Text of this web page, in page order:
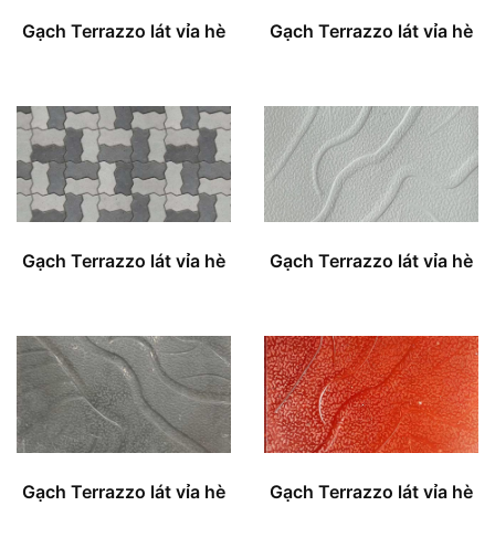
Gạch Terrazzo lát vỉa hè Gạch Terrazzo lát vỉa hè
Gạch Terrazzo lát vỉa hè Gạch Terrazzo lát vỉa hè
Gạch Terrazzo lát vỉa hè Gạch Terrazzo lát vỉa hè